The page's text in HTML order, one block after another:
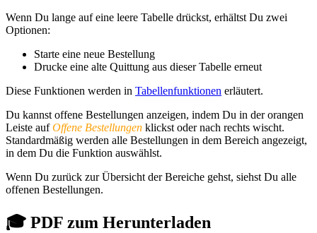
Wenn Du lange auf eine leere Tabelle drückst, erhältst Du zwei
Optionen:
Starte eine neue Bestellung
Drucke eine alte Quittung aus dieser Tabelle erneut
Diese Funktionen werden in Tabellenfunktionen erläutert.
Du kannst offene Bestellungen anzeigen, indem Du in der orangen
Leiste aufOffene Bestellungen klickst oder nach rechts wischt.
Standardmäßig werden alle Bestellungen in dem Bereich angezeigt,
in dem Du die Funktion auswählst.
Wenn Du zurück zur Übersicht der Bereiche gehst, siehst Du alle
offenen Bestellungen.
🎓 PDF zum Herunterladen